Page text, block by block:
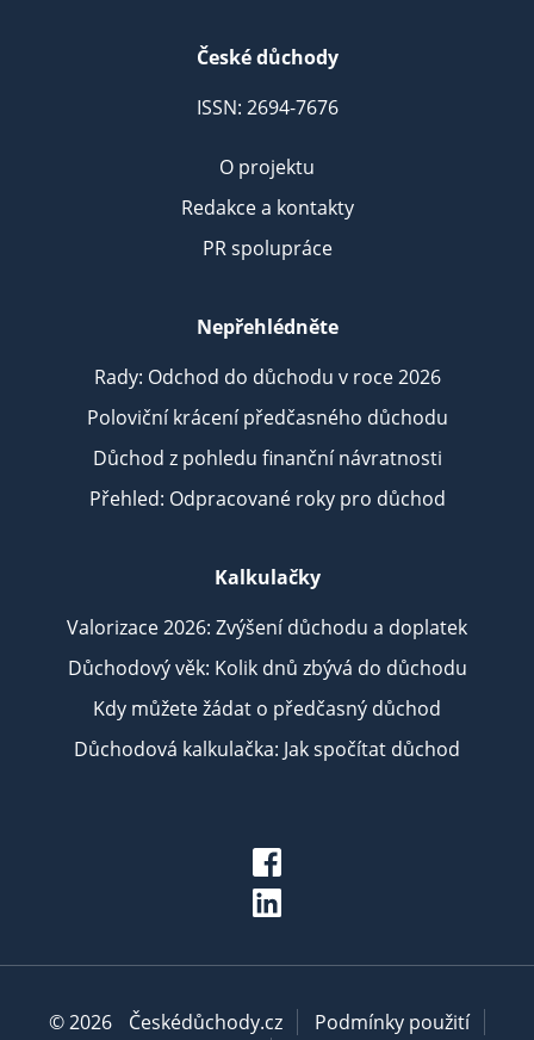
České důchody
ISSN: 2694-7676
O projektu
Redakce a kontakty
PR spolupráce
Nepřehlédněte
Rady: Odchod do důchodu v roce 2026
Poloviční krácení předčasného důchodu
Důchod z pohledu finanční návratnosti
Přehled: Odpracované roky pro důchod
Kalkulačky
Valorizace 2026: Zvýšení důchodu a doplatek
Důchodový věk: Kolik dnů zbývá do důchodu
Kdy můžete žádat o předčasný důchod
Důchodová kalkulačka: Jak spočítat důchod
© 2026 Českédůchody.cz
Podmínky použití